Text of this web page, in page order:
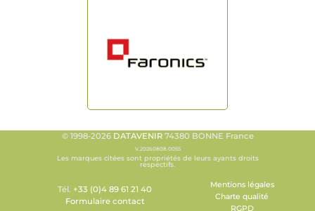
© 1998-2026 DATAVENIR74380 BONNE France
V.20260808.0055
Les marques citées sont propriétés de leurs ayants droits
respectifs.
Tél. +33 (0)4 89 61 21 40
Formulaire contact
Mentions légales
Charte qualité
RGPD